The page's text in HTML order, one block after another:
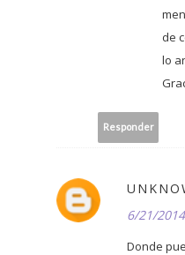
de
lo
Responder
6/21/2014
Donde